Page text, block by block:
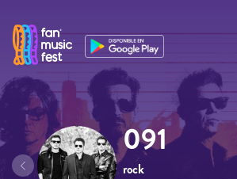
091
rock